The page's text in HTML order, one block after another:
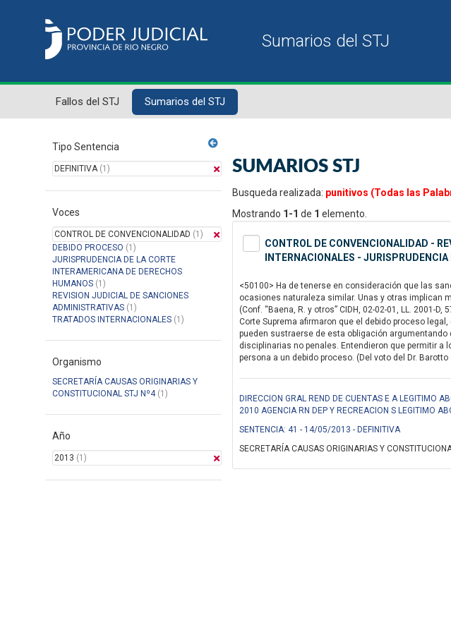
Fallos del STJ Sumarios del STJ
Tipo Sentencia
DEFINITIVA(1)
Voces
CONTROL DE CONVENCIONALIDAD (1)
DEBIDO PROCESO (1)
JURISPRUDENCIA DE LA CORTE
INTERAMERICANA DE DERECHOS
HUMANOS (1)
REVISION JUDICIAL DE SANCIONES
ADMINISTRATIVAS (1)
TRATADOS INTERNACIONALES (1)
Organismo
SECRETARÍA CAUSAS ORIGINARIAS Y
CONSTITUCIONAL STJ Nº4(1)
Año
2013 (1)
SUMARIOS STJ
Busqueda realizada: punitivos (Todas las
Mostrando 1-1 de 1 elemento.
CONTROL DE CONVENCIONALIDAD -
INTERNACIONALES -
<50100> Ha de tenerse en consideración que las
ocasiones naturaleza similar. Unas y otras implican
(Conf. “Baena, R. y otros” CIDH, 02-02-01, LL. 2001-
Corte Suprema afirmaron que el debido proceso
pueden sustraerse de esta obligación
disciplinarias no penales. Entendieron que permitir a
persona a un debido proceso. (Del voto del Dr.
DIRECCION GRAL REND DE CUENTAS E A LEGITIMO
2010 AGENCIA RN DEP Y RECREACION S LEGITIMO
SENTENCIA: 41 - 14/05/2013 - DEFINITIVA
SECRETARÍA CAUSAS ORIGINARIAS Y